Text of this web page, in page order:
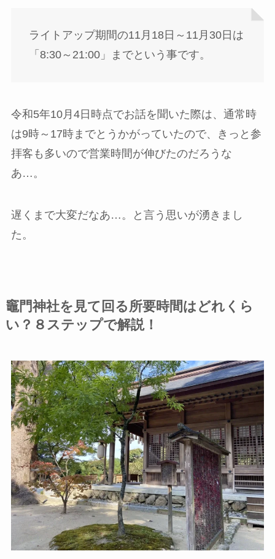
ライトアップ期間の11月18日～11月30日は
「8:30～21:00」までという事です。
令和5年10月4日時点でお話を聞いた際は、通常時
は9時～17時までとうかがっていたので、きっと参
拝客も多いので営業時間が伸びたのだろうな
あ…。
遅くまで大変だなあ…。と言う思いが湧きまし
た。
竈⾨神社を⾒て回る所要時間はどれくら
い？８ステップで解説！